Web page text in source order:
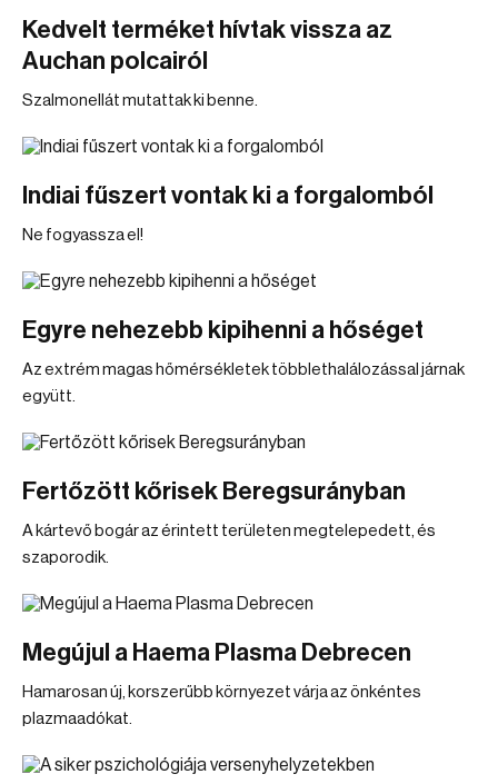
Kedvelt terméket hívtak vissza az
Auchan polcairól
Szalmonellát mutattak ki benne.
Indiai fűszert vontak ki a forgalomból
Ne fogyassza el!
Egyre nehezebb kipihenni a hőséget
Az extrém magas hőmérsékletek többlethalálozással járnak
együtt.
Fertőzött kőrisek Beregsurányban
A kártevő bogár az érintett területen megtelepedett, és
szaporodik.
Megújul a Haema Plasma Debrecen
Hamarosan új, korszerűbb környezet várja az önkéntes
plazmaadókat.